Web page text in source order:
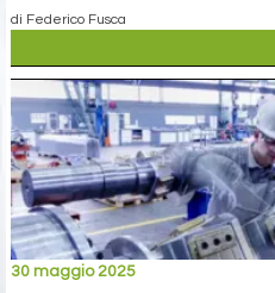
di Federico Fusca
30 maggio 2025